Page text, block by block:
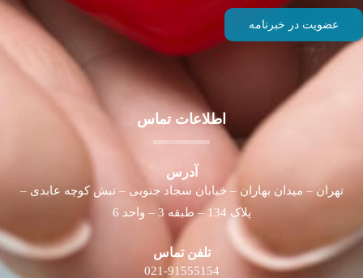
اطلاعات تماس
آدرس
تهران – میدان بهاران – خیابان سجاد جنوبی – نبش کوچه عابدی –
پلاک 134 – طبقه 3 – واحد 6
تلفن تماس
021-91555154